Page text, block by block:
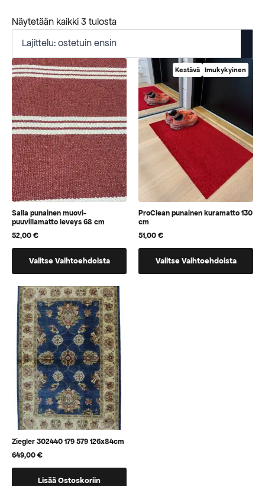
Näytetään kaikki 3 tulostaSuosituimmat
Salla punainen muovi-
puuvillamatto leveys 68 cm
52,00€
Valitse Vaihtoehdoista
vaihtoehtoja,
jotka
voidaan
valita
tuotteen
sivulla
Kestävä Imukykyinen
ProClean punainen kuramatto 130
cm
51,00€
Valitse Vaihtoehdoista
Ziegler 302440 179 579 126x84cm
649,00€
Lisää Ostoskoriin